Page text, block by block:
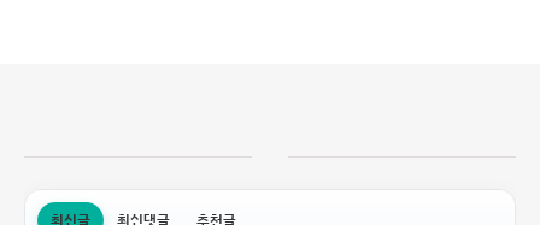
최신글 최신댓글 추천글